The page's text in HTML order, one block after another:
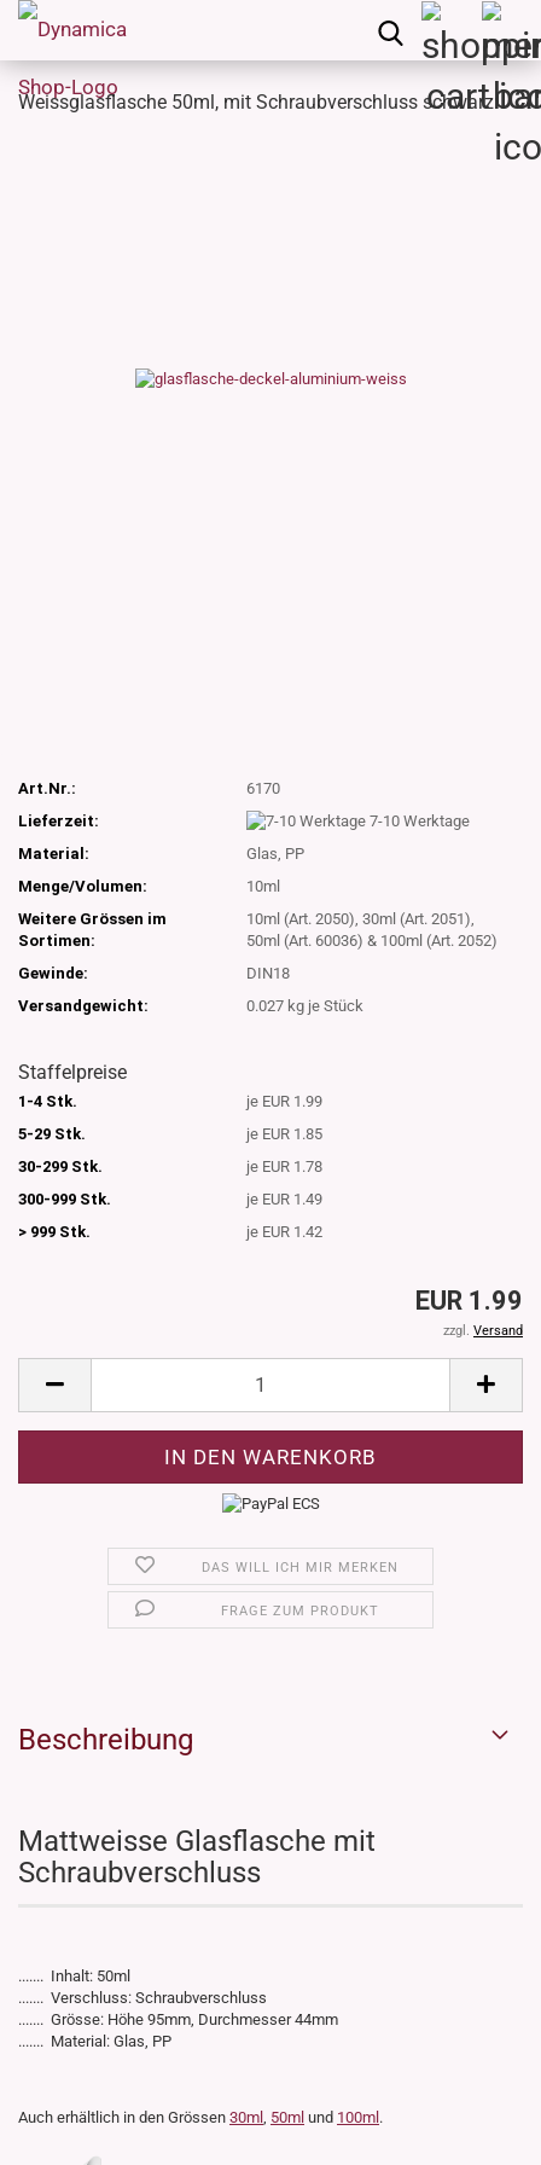
Weissglasflasche 50ml, mit Schraubverschluss schwarz
Art.Nr.:
6170
Lieferzeit:
7-10 Werktage
Material:
Glas, PP
Menge/Volumen:
10ml
Weitere Grössen im
Sortimen:
10ml (Art. 2050), 30ml (Art. 2051),
50ml (Art. 60036) & 100ml (Art. 2052)
Gewinde:
DIN18
Versandgewicht:
0.027 kg je Stück
Staffelpreise
1-4 Stk.
je EUR 1.99
5-29 Stk.
je EUR 1.85
30-299 Stk.
je EUR 1.78
300-999 Stk.
je EUR 1.49
> 999 Stk.
je EUR 1.42
EUR 1.99
zzgl. Versand
DAS WILL ICH MIR MERKEN
FRAGE ZUM PRODUKT
Beschreibung
Mattweisse Glasflasche mit
Schraubverschluss
....... Inhalt: 50ml
....... Verschluss: Schraubverschluss
....... Grösse: Höhe 95mm, Durchmesser 44mm
....... Material: Glas, PP
Auch erhältlich in den Grössen 30ml , 50ml und 100ml .